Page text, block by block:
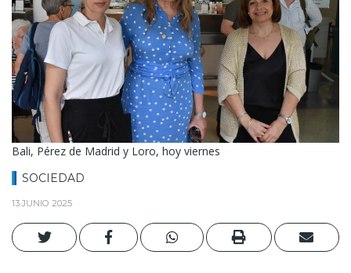
Bali, Pérez de Madrid y Loro, hoy viernes
SOCIEDAD
13 JUNIO 2025